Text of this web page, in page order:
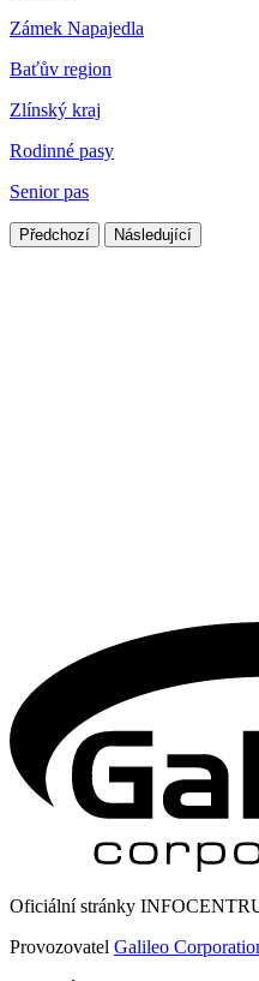
Zámek Napajedla
Baťův region
Zlínský kraj
Rodinné pasy
Senior pas
Předchozí Následující
Oficiální stránky
Provozovatel Galileo